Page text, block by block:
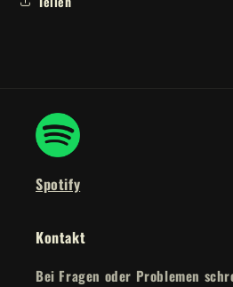
Spotify
Kontakt
Bei Fragen oder Problemen